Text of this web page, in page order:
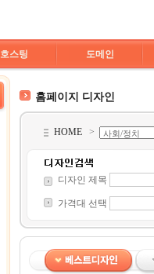
호스팅 도메인
홈페이지 디자인
HOME >
디자인 제목
가격대 선택